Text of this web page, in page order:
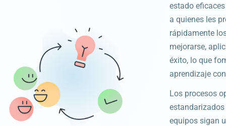
estado
a quienes les
rápidamente
mejorarse,
éxito, lo que
aprendizaje
Los procesos
equipos sigan